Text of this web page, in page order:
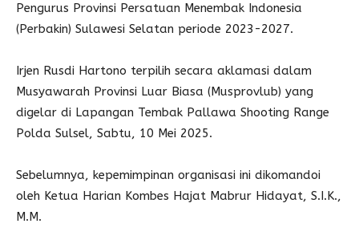
Pengurus Provinsi Persatuan Menembak Indonesia
(Perbakin) Sulawesi Selatan periode 2023-2027.
Irjen Rusdi Hartono terpilih secara aklamasi dalam
Musyawarah Provinsi Luar Biasa (Musprovlub) yang
digelar di Lapangan Tembak Pallawa Shooting Range
Polda Sulsel, Sabtu, 10 Mei 2025.
Sebelumnya, kepemimpinan organisasi ini dikomandoi
oleh Ketua Harian Kombes Hajat Mabrur Hidayat, S.I.K.,
M.M.